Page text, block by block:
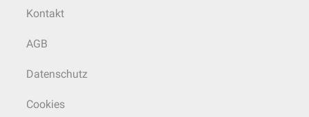
Kontakt
AGB
Datenschutz
Cookies